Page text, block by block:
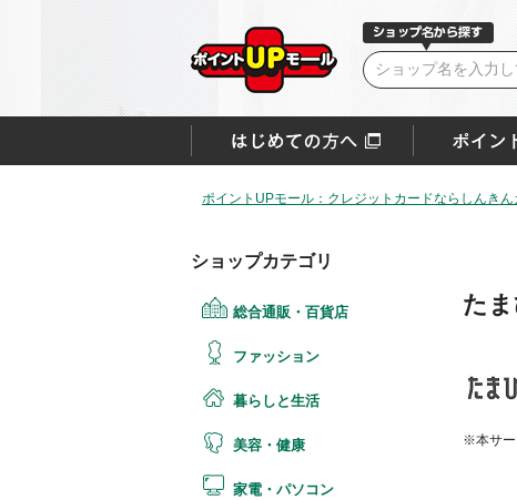
ポイントUPモール：クレジットカードならしんきん
ショップカテゴリ
総合通販・百貨店
ファッション
暮らしと生活
美容・健康
家電・パソコン
た
※本サー